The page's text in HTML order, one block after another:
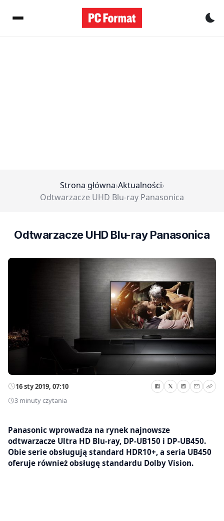
Strona główna›Aktualności›
Odtwarzacze UHD Blu-ray Panasonica
Odtwarzacze UHD Blu-ray Panasonica
16 sty 2019, 07:10
3 minuty czytania
Panasonic wprowadza na rynek najnowsze
odtwarzacze Ultra HD Blu-ray, DP-UB150 i DP-UB450.
Obie serie obsługują standard HDR10+, a seria UB450
oferuje również obsługę standardu Dolby Vision.